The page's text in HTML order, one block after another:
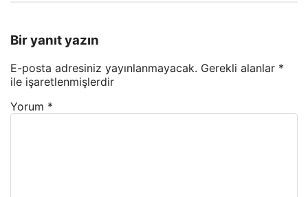
Bir yanıt yazın
E-posta adresiniz yayınlanmayacak. Gerekli alanlar *
ile işaretlenmişlerdir
Yorum *